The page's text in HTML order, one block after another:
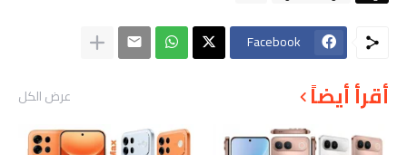
Facebook
أقرأ أيضاً عرض الكل